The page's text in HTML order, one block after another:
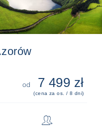
od 7 499 zł
(cena za os. / 8 dni)
👥